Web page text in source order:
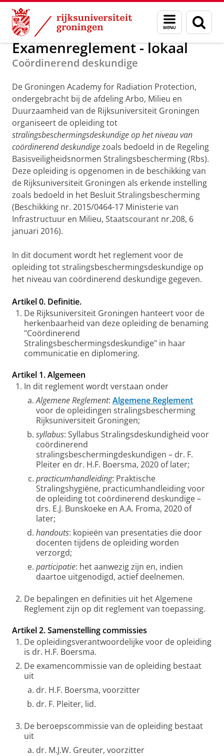
Skip
Content
Skip
Navigation
Menu
en
zoeken
Onderwijs Stralingsbescherming
Examenreglement - lokaal
Coördinerend deskundige
De Groningen Academy for Radiation Protection,
ondergebracht bij de afdeling Arbo, Milieu en
Duurzaamheid van de Rijksuniversiteit Groningen
organiseert de opleiding tot
stralingsbeschermingsdeskundige op het niveau van
coördinerend deskundigezoals bedoeld in de Regeling
Basisveiligheidsnormen Stralingsbescherming (Rbs).
Deze opleiding is opgenomen in de beschikking van
de Rijksuniversiteit Groningen als erkende instelling
zoals bedoeld in het Besluit Stralingsbescherming
(Beschikking nr. 2015/0464-17 Ministerie van
Infrastructuur en Milieu, Staatscourant nr.208, 6
januari 2016).
In dit document wordt het reglement voor de
opleiding tot stralingsbeschermingsdeskundige op
het niveau van coördinerend deskundige gegeven.
Artikel 0. Definitie.
De Rijksuniversiteit Groningen hanteert voor de
herkenbaarheid van deze opleiding de benaming
"Coördinerend
Stralingsbeschermingsdeskundige" in haar
communicatie en diplomering.
Artikel 1. Algemeen
In dit reglement wordt verstaan onder
Algemene Reglement: Algemene Reglement
voor de opleidingen stralingsbescherming
Rijksuniversiteit Groningen;
syllabus: Syllabus Stralingsdeskundigheid voor
coördinerend
stralingsbeschermingdeskundigen – dr. F.
Pleiter en dr. H.F. Boersma, 2020 of later;
practicumhandleiding: Praktische
Stralingshygiëne, practicumhandleiding voor
de opleiding tot coördinerend deskundige –
drs. E.J. Bunskoeke en A.A. Froma, 2020 of
later;
handouts: kopieën van presentaties die door
docenten tijdens de opleiding worden
verzorgd;
participatie: het aanwezig zijn en, indien
daartoe uitgenodigd, actief deelnemen.
De bepalingen en definities uit het Algemene
Reglement zijn op dit reglement van toepassing.
Artikel 2. Samenstelling commissies
De opleidingsverantwoordelijke voor de opleiding
is dr. H.F. Boersma.
De examencommissie van de opleiding bestaat
uit
dr. H.F. Boersma, voorzitter
dr. F. Pleiter, lid.
De beroepscommissie van de opleiding bestaat
uit
dr. M.J.W. Greuter, voorzitter